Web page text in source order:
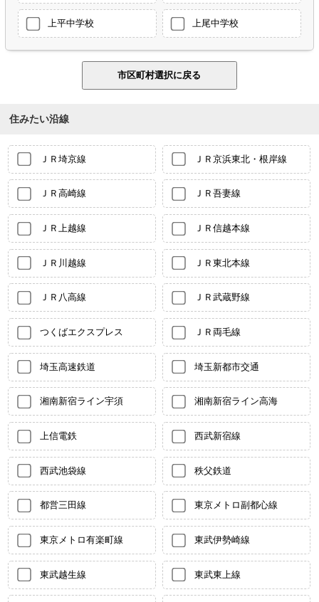
上平中学校 上尾中学校
住みたい沿線
ＪＲ埼京線 ＪＲ京浜東北・根岸線
ＪＲ高崎線 ＪＲ吾妻線
ＪＲ上越線 ＪＲ信越本線
ＪＲ川越線 ＪＲ東北本線
ＪＲ八高線 ＪＲ武蔵野線
つくばエクスプレス ＪＲ両毛線
埼玉高速鉄道 埼玉新都市交通
湘南新宿ライン宇須 湘南新宿ライン高海
上信電鉄 西武新宿線
西武池袋線 秩父鉄道
都営三田線 東京メトロ副都心線
東京メトロ有楽町線 東武伊勢崎線
東武越生線 東武東上線